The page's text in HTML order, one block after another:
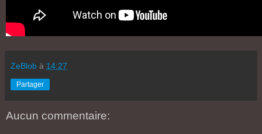
ZeBlob à 14:27
Partager
Aucun commentaire: